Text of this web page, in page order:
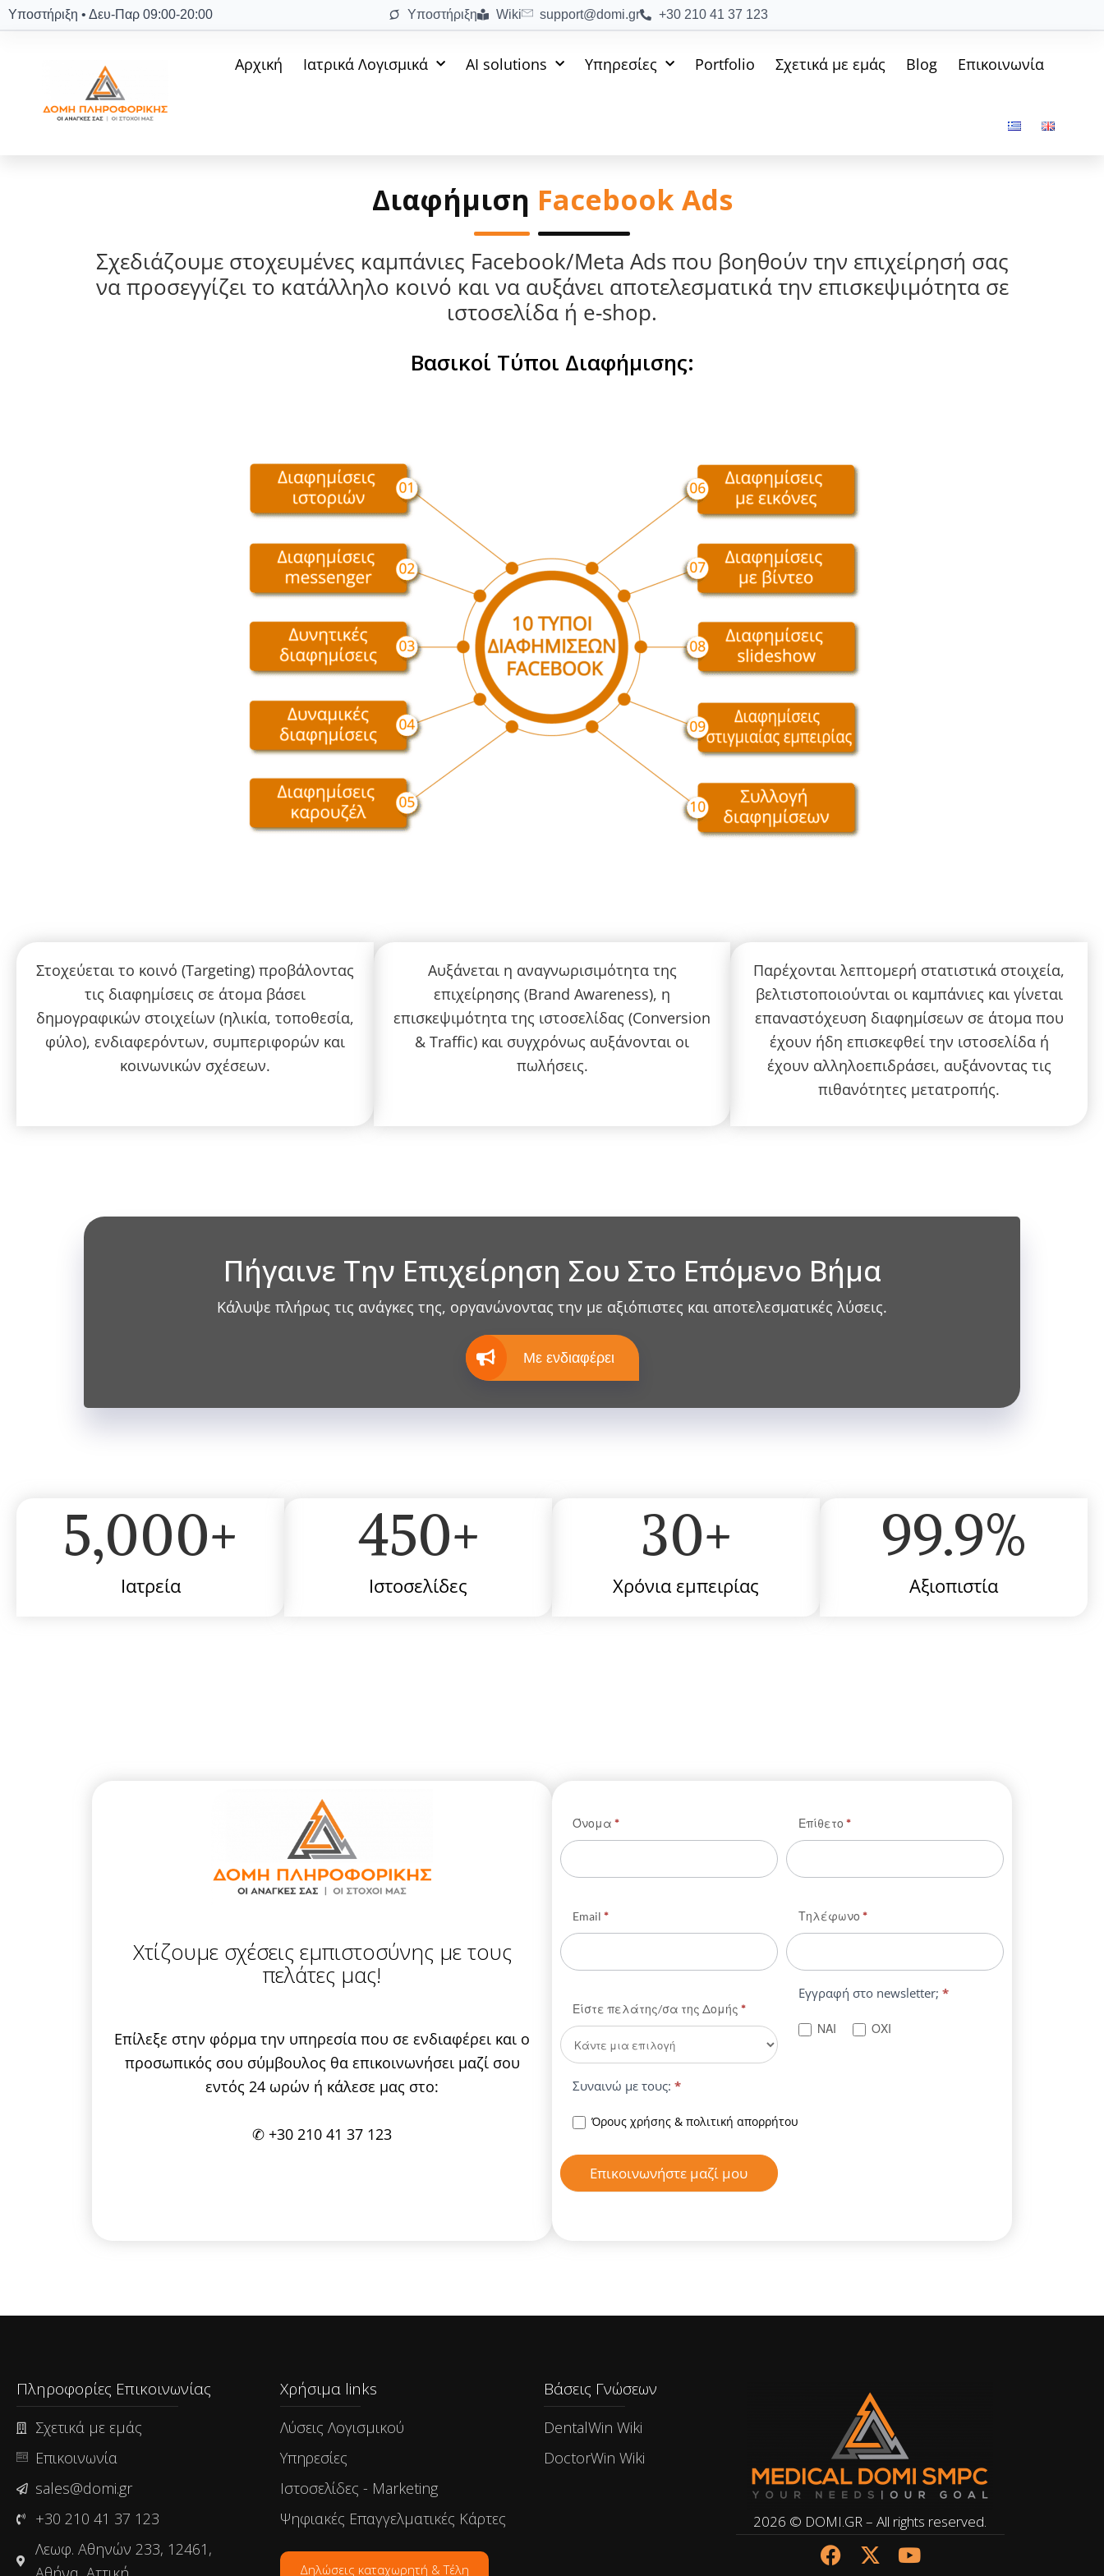
Υποστήριξη • Δευ-Παρ 09:00-20:00 Υποστήριξη Wiki support@domi.gr +30 210 41 37 123
Αρχική Ιατρικά Λογισμικά AI solutions Υπηρεσίες Portfolio Σχετικά με εμάς Blog Επικοινωνία
Διαφήμιση Facebook Ads
Σχεδιάζουμε στοχευμένες καμπάνιες Facebook/Meta Ads που βοηθούν την επιχείρησή σας
να προσεγγίζει το κατάλληλο κοινό και να αυξάνει αποτελεσματικά την επισκεψιμότητα σε
ιστοσελίδα ή e-shop.
Βασικοί Τύποι Διαφήμισης:
Στοχεύεται το κοινό (Targeting) προβάλοντας
τις διαφημίσεις σε άτομα βάσει
δημογραφικών στοιχείων (ηλικία, τοποθεσία,
φύλο), ενδιαφερόντων, συμπεριφορών και
κοινωνικών σχέσεων.
Αυξάνεται η αναγνωρισιμότητα της
επιχείρησης (Brand Awareness), η
επισκεψιμότητα της ιστοσελίδας (Conversion
& Traffic) και συγχρόνως αυξάνονται οι
πωλήσεις.
Παρέχονται λεπτομερή στατιστικά στοιχεία,
βελτιστοποιούνται οι καμπάνιες και γίνεται
επαναστόχευση διαφημίσεων σε άτομα που
έχουν ήδη επισκεφθεί την ιστοσελίδα ή
έχουν αλληλοεπιδράσει, αυξάνοντας τις
πιθανότητες μετατροπής.
Πήγαινε Την Επιχείρηση Σου Στο Επόμενο Βήμα
Κάλυψε πλήρως τις ανάγκες της, οργανώνοντας την με αξιόπιστες και αποτελεσματικές λύσεις.
Με ενδιαφέρει
Ιατρεία
5,000+
Ιστοσελίδες
450+
Χρόνια εμπειρίας
30+
Αξιοπιστία
99.9%
Χτίζουμε σχέσεις εμπιστοσύνης με τους
πελάτες μας!
Επίλεξε στην φόρμα την υπηρεσία που σε ενδιαφέρει και ο
προσωπικός σου σύμβουλος θα επικοινωνήσει μαζί σου
εντός 24 ωρών ή κάλεσε μας στο:
✆ +30 210 41 37 123
Facebook
Ads
Όνομα * Επίθετο*
Email * Τηλέφωνο*
Είστε πελάτης/σα της Δομής *
Εγγραφή στο newsletter;*
ΝΑΙ ΟΧΙ
Συναινώ με τους: *
Όρους χρήσης & πολιτική απορρήτου
Επικοινωνήστε μαζί μου
Πληροφορίες Επικοινωνίας
Σχετικά με εμάς
Επικοινωνία
sales@domi.gr
+30 210 41 37 123
Λεωφ. Αθηνών 233, 12461,
Χρήσιμα links​
Λύσεις Λογισμικού
Υπηρεσίες
Ιστοσελίδες - Marketing
Ψηφιακές Επαγγελματικές Κάρτες
Δηλώσεις καταχωρητή & Τέλη
Βάσεις Γνώσεων
DentalWin Wiki
DoctorWin Wiki
2026 © DOMI.GR – All rights reserved.